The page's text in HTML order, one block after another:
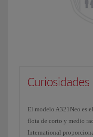
Curiosidades
El modelo A321Neo es
flota de corto y medio
International